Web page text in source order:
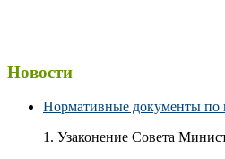
Новости
Нормативные документы
1. Узаконение Совета